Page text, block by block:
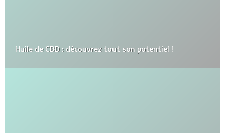
Huile de CBD : découvrez tout son potentiel !